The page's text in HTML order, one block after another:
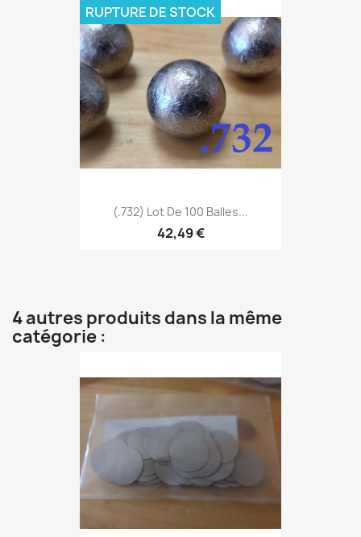
(.732) Lot De 100 Balles...
42,49 €
RUPTURE DE STOCK
4 autres produits dans la même
catégorie :